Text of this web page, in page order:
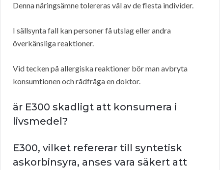
Denna näringsämne tolereras väl av de flesta individer.
I sällsynta fall kan personer få utslag eller andra
överkänsliga reaktioner.
Vid tecken på allergiska reaktioner bör man avbryta
konsumtionen och rådfråga en doktor.
är E300 skadligt att konsumera i
livsmedel?
E300, vilket refererar till syntetisk
askorbinsyra, anses vara säkert att